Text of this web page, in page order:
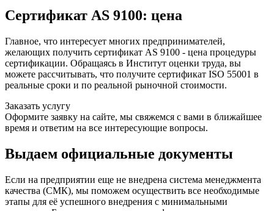
Сертификат AS 9100: цена
Главное, что интересует многих предпринимателей,
желающих получить сертификат AS 9100 - цена процедуры
сертификации. Обращаясь в Институт оценки труда, вы
можете рассчитывать, что получите сертификат ISO 55001 в
реальные сроки и по реальной рыночной стоимости.
Заказать услугу
Оформите заявку на сайте, мы свяжемся с вами в ближайшее
время и ответим на все интересующие вопросы.
Выдаем официальные документы
Если на предприятии еще не внедрена система менеджмента
качества (СМК), мы поможем осуществить все необходимые
этапы для её успешного внедрения с минимальными